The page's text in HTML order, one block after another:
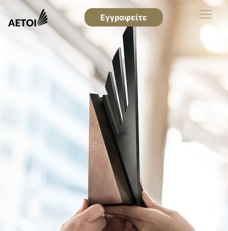
Εγγραφείτε